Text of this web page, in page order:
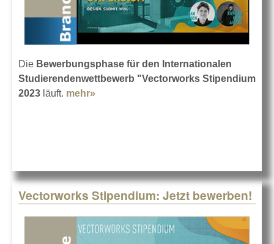
Die Bewerbungsphase für den Internationalen
Studierendenwettbewerb "Vectorworks Stipendium
2023 läuft. mehr»
Vectorworks Stipendium: Jetzt bewerben!